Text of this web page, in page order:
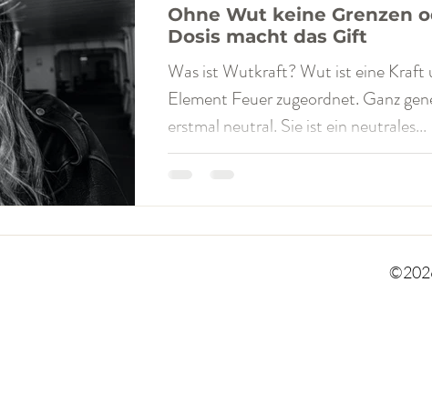
Ohne Wut keine Grenzen
Dosis macht das Gift
Was ist Wutkraft? Wut ist eine Kraft
Element Feuer zugeordnet. Ganz
erstmal neutral. Sie ist ein neutrales...